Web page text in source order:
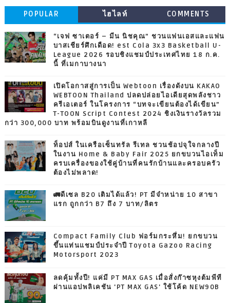
POPULAR ไฮไลท์ COMMENTS
“เจฟ ซาเตอร์ – มีน นิชคุณ” ชวนแฟนเอสและแฟน
บาสเชียร์ศึกเดือด! est Cola 3x3 Basketball U-
League 2026 รอบชิงแชมป์ประเทศไทย 18 ก.ค.
นี้ ที่เมกาบางนา
เปิดโอกาสสู่การเป็น Webtoon เรื่องดังบน KAKAO
WEBTOON Thailand ปลดปล่อยไอเดียสุดพลังชาว
ครีเอเตอร์ ในโครงการ “บทจะเขียนต้องได้เขียน”
T-TOON Script Contest 2024 ชิงเงินรางวัลรวม
กว่า 300,000 บาท พร้อมบินดูงานที่เกาหลี
ท็อปส์ ในเครือเซ็นทรัล รีเทล ชวนช้อปจุใจกลางปี
ในงาน Home & Baby Fair 2025 ยกขบวนไอเท็ม
ครบเครื่องของใช้คู่บ้านที่คนรักบ้านและครอบครัว
ต้องไม่พลาด!
🚛ดีเซล B20 เติมได้แล้ว! PT มีจำหน่าย 10 สาขา
แรก ถูกกว่า B7 ถึง 7 บาท/ลิตร
Compact Family Club ฟอร์มกระหึ่ม! ยกขบวน
ขึ้นแท่นแชมป์ประจำปี Toyota Gazoo Racing
Motorsport 2023
ลดคุ้มทั้งปี! แค่มี PT MAX GAS เมื่อสั่งก๊าซหุงต้มพีที
ผ่านแอปพลิเคชัน 'PT MAX GAS' ใช้โค้ด NEW90B